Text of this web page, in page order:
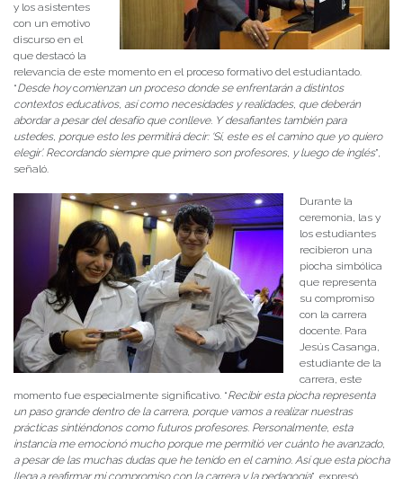
y los asistentes
con un emotivo
discurso en el
que destacó la
relevancia de este momento en el proceso formativo del estudiantado.
“Desde hoycomienzan un proceso donde se enfrentarán a distintos
contextos educativos, así como necesidades y realidades, que deberán
abordar a pesar del desafío que conlleve. Y desafiantes también para
ustedes, porque esto les permitirá decir: ‘Sí, este es el camino que yo quiero
elegir’. Recordando siempre que primero son profesores, y luego de inglés”,
señaló.
Durante la
ceremonia, las y
los estudiantes
recibieron una
piocha simbólica
que representa
su compromiso
con la carrera
docente. Para
Jesús Casanga,
estudiante de la
carrera, este
momento fue especialmente significativo. “Recibir esta piocha representa
un paso grande dentro de la carrera, porque vamos a realizar nuestras
prácticas sintiéndonos como futuros profesores. Personalmente, esta
instancia me emocionó mucho porque me permitió ver cuánto he avanzado,
a pesar de las muchas dudas que he tenido en el camino. Así que esta piocha